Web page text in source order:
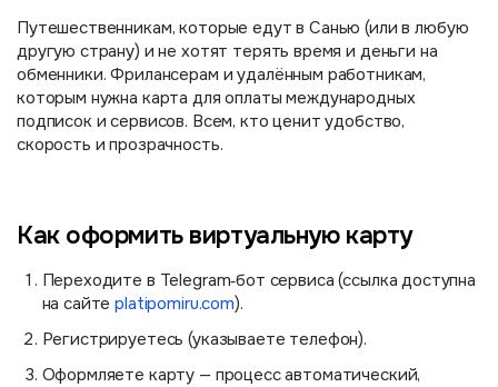
Путешественникам, которые едут в Санью (или в любую
другую страну) и не хотят терять время и деньги на
обменники. Фрилансерам и удалённым работникам,
которым нужна карта для оплаты международных
подписок и сервисов. Всем, кто ценит удобство,
скорость и прозрачность.
Как оформить виртуальную карту
Переходите в Telegram‑бот сервиса (ссылка доступна
на сайтеplatipomiru.com).
Регистрируетесь (указываете телефон).
Оформляете карту — процесс автоматический,